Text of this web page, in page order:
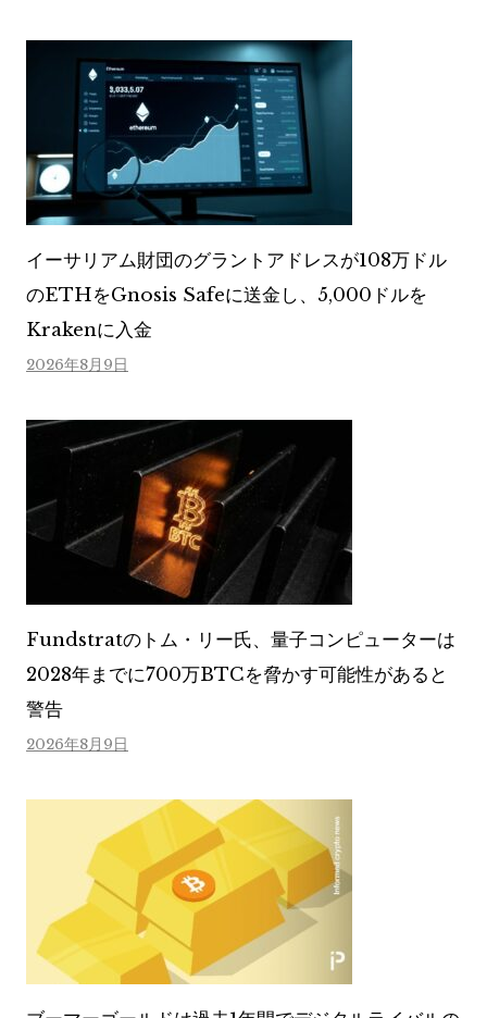
イーサリアム財団のグラントアドレスが108万ドル
のETHをGnosis Safeに送金し、5,000ドルを
Krakenに入金
2026年8月9日
Fundstratのトム・リー氏、量子コンピューターは
2028年までに700万BTCを脅かす可能性があると
警告
2026年8月9日